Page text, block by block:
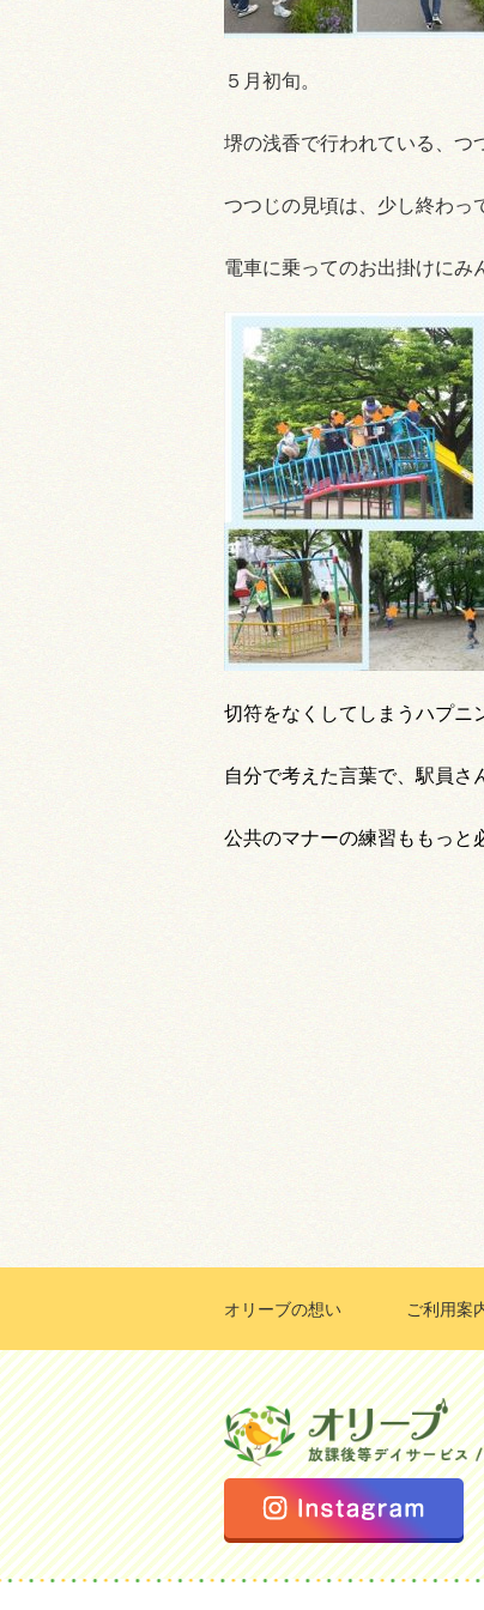
５月初旬。
堺の浅香で行われている、つ
つつじの見頃は、少し終わっ
電車に乗ってのお出掛けにみ
切符をなくしてしまうハプニ
自分で考えた言葉で、駅員さ
公共のマナーの練習ももっと
オリーブの想い ご利用案